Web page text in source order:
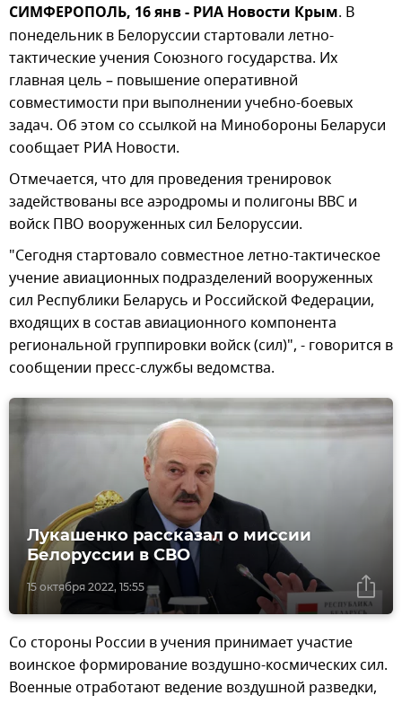
СИМФЕРОПОЛЬ, 16 янв - РИА Новости Крым. В
понедельник в Белоруссии стартовали летно-
тактические учения Союзного государства. Их
главная цель – повышение оперативной
совместимости при выполнении учебно-боевых
задач. Об этом со ссылкой на Минобороны Беларуси
сообщает РИА Новости.
Отмечается, что для проведения тренировок
задействованы все аэродромы и полигоны ВВС и
войск ПВО вооруженных сил Белоруссии.
"Сегодня стартовало совместное летно-тактическое
учение авиационных подразделений вооруженных
сил Республики Беларусь и Российской Федерации,
входящих в состав авиационного компонента
региональной группировки войск (сил)", - говорится в
сообщении пресс-службы ведомства.
15 октября 2022, 15:55
Лукашенко рассказал о миссии
Белоруссии в СВО
Со стороны России в учения принимает участие
воинское формирование воздушно-космических сил.
Военные отработают ведение воздушной разведки,